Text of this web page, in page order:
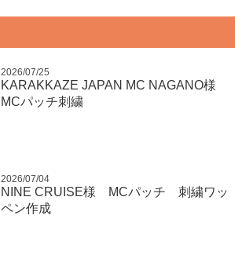
2026/07/25
KARAKKAZE JAPAN MC NAGANO様
MCパッチ刺繍
2026/07/04
NINE CRUISE様 MCパッチ 刺繍ワッ
ペン作成